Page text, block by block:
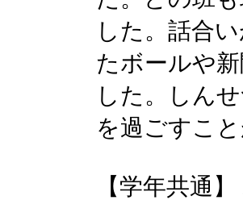
した。話合
たボールや
した。しん
を過ごすこ
【学年共通